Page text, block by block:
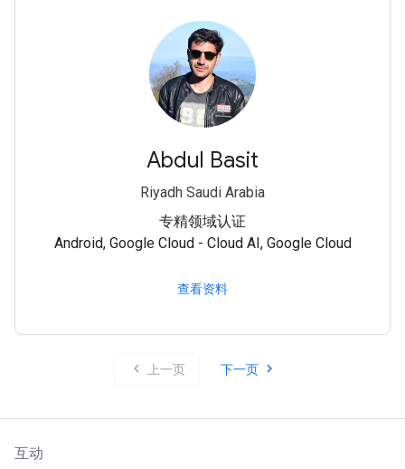
Abdul Basit
Riyadh Saudi Arabia
专精领域认证
Android, Google Cloud - Cloud AI, Google Cloud
查看资料
chevron_left 上一页 下一页 chevron_right
互动